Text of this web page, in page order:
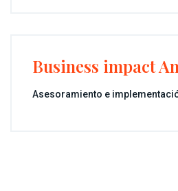
Business impact
Asesoramiento e